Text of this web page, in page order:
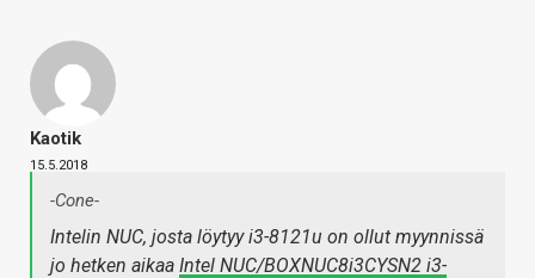
Kaotik
15.5.2018
-Cone-
Intelin NUC, josta löytyy i3-8121u on ollut myynnissä
jo hetken aikaa Intel NUC/BOXNUC8i3CYSN2 i3-